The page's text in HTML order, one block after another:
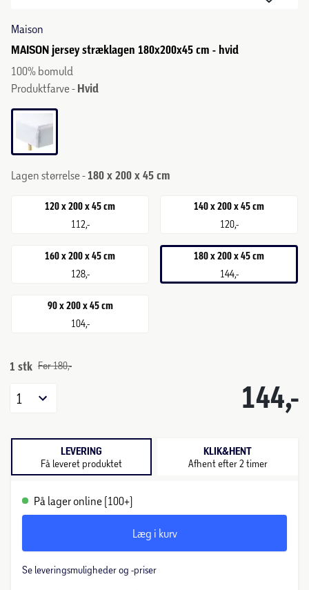
Maison
MAISON jersey stræklagen 180x200x45 cm - hvid
100% bomuld
Produktfarve - Hvid
Lagen størrelse - 180 x 200 x 45 cm
120 x 200 x 45 cm
112,-
140 x 200 x 45 cm
120,-
160 x 200 x 45 cm
128,-
180 x 200 x 45 cm
144,-
90 x 200 x 45 cm
104,-
1 stk Før 180,-
144,-
1
LEVERING
Få leveret produktet
KLIK&HENT
Afhent efter 2 timer
På lager online (100+)
Læg i kurv
Se leveringsmuligheder og -priser